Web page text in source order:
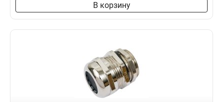
В корзину